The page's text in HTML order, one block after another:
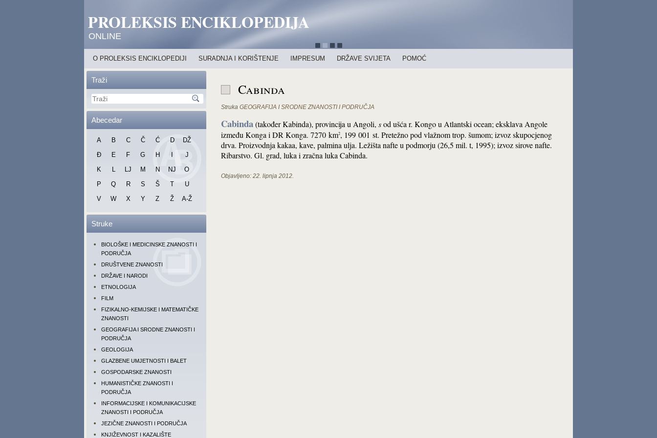
PROLEKSIS ENCIKLOPEDIJA
ONLINE
O PROLEKSIS ENCIKLOPEDIJI SURADNJA I KORIŠTENJE IMPRESUM DRŽAVE SVIJETA POMOĆ
Traži
Abecedar
A B C Č Ć D
DŽ
Đ
E F G H
J
K
L LJ M N NJ
O
P
Q R S Š T
U
V
W X Y Z Ž A-Ž
Struke
BIOLOŠKE I MEDICINSKE ZNANOSTI I
PODRUČJA
DRUŠTVENE ZNANOSTI
DRŽAVE I NARODI
ETNOLOGIJA
FILM
FIZIKALNO-KEMIJSKE I MATEMATIČKE
ZNANOSTI
GEOGRAFIJA I SRODNE ZNANOSTI I
PODRUČJA
GEOLOGIJA
GLAZBENE UMJETNOSTI I BALET
GOSPODARSKE ZNANOSTI
HUMANISTIČKE ZNANOSTI I
PODRUČJA
INFORMACIJSKE I KOMUNIKACIJSKE
ZNANOSTI I PODRUČJA
JEZIČNE ZNANOSTI I PODRUČJA
KNJIŽEVNOST I KAZALIŠTE
Cabinda
Struka GEOGRAFIJA I SRODNE ZNANOSTI I PODRUČJA
Cabinda(također Kabinda), provincija u Angoli, sod ušća r. Kongo u Atlantski ocean; eksklava Angole
između Konga i DR Konga. 7270 km2, 199 001 st. Pretežno pod vlažnom trop. šumom; izvoz skupocjenog
drva. Proizvodnja kakaa, kave, palmina ulja. Ležišta nafte u podmorju (26,5 mil. t, 1995); izvoz sirove nafte.
Ribarstvo. Gl. grad, luka i zračna luka Cabinda.
Objavljeno: 22. lipnja 2012.